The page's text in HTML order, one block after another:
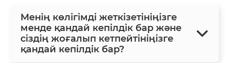
Менің көлігімді жеткізетініңізге
менде қандай кепілдік бар және
сіздің жоғалып кетпейтініңізге
қандай кепілдік бар?